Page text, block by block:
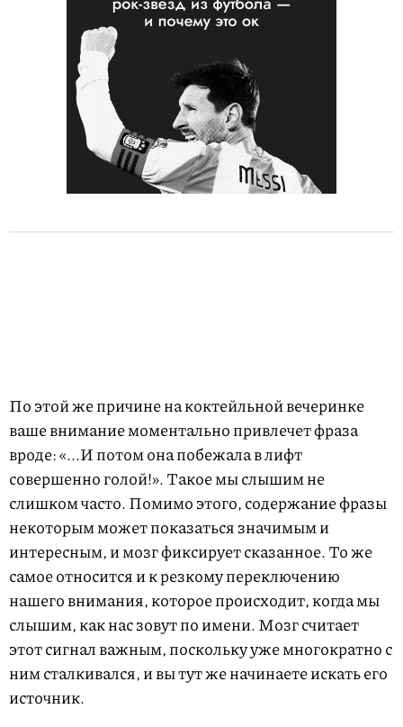
По этой же причине на коктейльной вечеринке
ваше внимание моментально привлечет фраза
вроде: «...И потом она побежала в лифт
совершенно голой!». Такое мы слышим не
слишком часто. Помимо этого, содержание фразы
некоторым может показаться значимым и
интересным, и мозг фиксирует сказанное. То же
самое относится и к резкому переключению
нашего внимания, которое происходит, когда мы
слышим, как нас зовут по имени. Мозг считает
этот сигнал важным, поскольку уже многократно с
ним сталкивался, и вы тут же начинаете искать его
источник.